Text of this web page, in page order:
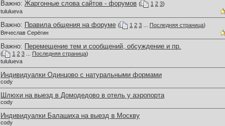
Важно: Жаргонные слова сайтов - форумов ( 1 2 3)
tululueva
Важно: Правила общения на форуме ( 1 2 3 Последняя страница)
Вячеслав Серёгин
Важно: Перемещение тем и сообщений, обсуждение и пр.
( 1 2 3 Последняя страница)
tululueva
Индивидуалки Одинцово с натуральными формами
cody
Шлюхи на выезд в Домодедово в отель у аэропорта
cody
Индивидуалки Балашиха на выезд в Москву
cody